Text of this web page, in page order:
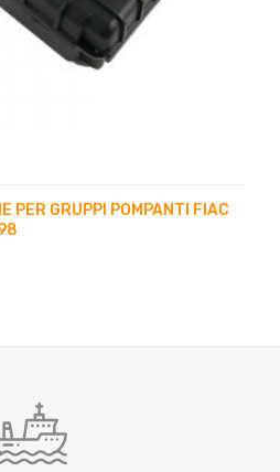
PER GRUPPI POMPANTI FIAC